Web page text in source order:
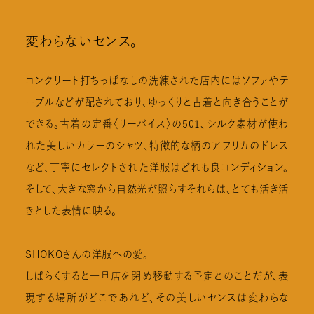
変わらないセンス。
コンクリート打ちっぱなしの洗練された店内にはソファやテ
ーブルなどが配されており、ゆっくりと古着と向き合うことが
できる。古着の定番〈リーバイス〉の501、シルク素材が使わ
れた美しいカラーのシャツ、特徴的な柄のアフリカのドレス
など、丁寧にセレクトされた洋服はどれも良コンディション。
そして、大きな窓から自然光が照らすそれらは、とても活き活
きとした表情に映る。
SHOKOさんの洋服への愛。
しばらくすると一旦店を閉め移動する予定とのことだが、表
現する場所がどこであれど、その美しいセンスは変わらな